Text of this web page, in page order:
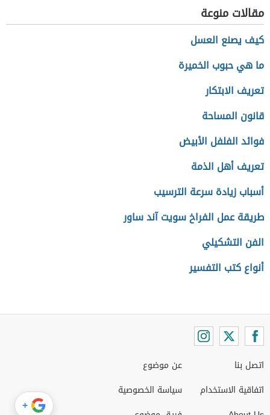
مقالات منوعة
كيف يصنع العسل
ما هي حبوب الخميرة
تعريف الابتكار
قانون المساحة
فوائد الفلفل الأبيض
تعريف أهل الذمة
أسباب زيادة سرعة الترسيب
طريقة عمل الفراخ سويت آند ساور
الفن التشكيلي
أنواع كتب التفسير
اتصل بنا
اتفاقية الاستخدام
عن موضوع
سياسة الخصوصية
+